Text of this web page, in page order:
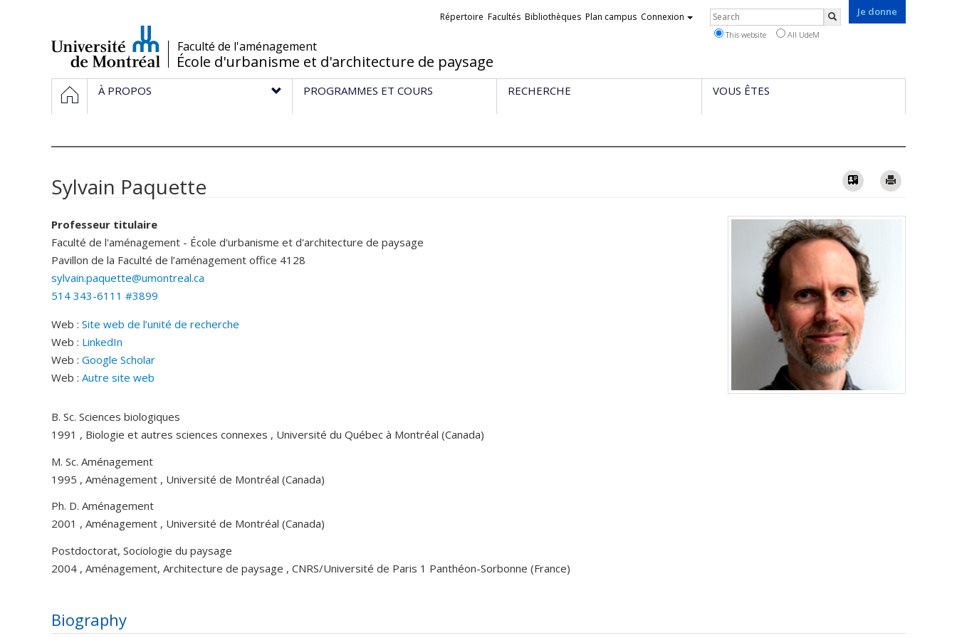
/Faculté de l'aménagement
École d'urbanisme et d'architecture de paysage
Je donne
Liens
Répertoire Facultés Bibliothèques Plan campus Connexion Rechercher
This website All UdeM
Navigation
principale
HOMEÀ PROPOS PROGRAMMES ET COURS RECHERCHE VOUS ÊTES
Sylvain Paquette Vcard
Professeur titulaire
Faculté de l'aménagement - École d'urbanisme et d'architecture de paysage
Pavillon de la Faculté de l’aménagement office 4128
sylvain.paquette@umontreal.ca
514 343-6111 #3899
Web : Site web de l’unité de recherche
Web : LinkedIn
Web : Google Scholar
Web : Autre site web
B. Sc. Sciences biologiques
1991 , Biologie et autres sciences connexes , Université du Québec à Montréal (Canada)
M. Sc. Aménagement
1995 , Aménagement , Université de Montréal (Canada)
Ph. D. Aménagement
2001 , Aménagement , Université de Montréal (Canada)
Postdoctorat, Sociologie du paysage
2004 , Aménagement, Architecture de paysage , CNRS/Université de Paris 1 Panthéon-Sorbonne (France)
Biography